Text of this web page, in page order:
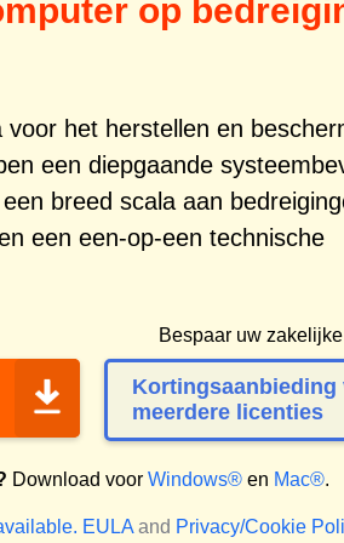
op
het herstellen en
een diepgaande
breed scala aan
een een-op-een technische
Bespaar uw
Kortingsaanbieding
meerdere licenties
Download voor Windows® en Mac®.
EULA and Privacy/Cookie